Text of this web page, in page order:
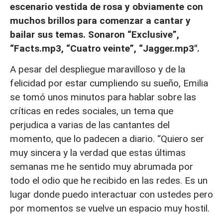
escenario vestida de rosa y obviamente con
muchos brillos para comenzar a cantar y
bailar sus temas. Sonaron “Exclusive”,
“Facts.mp3, “Cuatro veinte”, “Jagger.mp3″.
A pesar del despliegue maravilloso y de la
felicidad por estar cumpliendo su sueño, Emilia
se tomó unos minutos para hablar sobre las
críticas en redes sociales, un tema que
perjudica a varias de las cantantes del
momento, que lo padecen a diario. “Quiero ser
muy sincera y la verdad que estas últimas
semanas me he sentido muy abrumada por
todo el odio que he recibido en las redes. Es un
lugar donde puedo interactuar con ustedes pero
por momentos se vuelve un espacio muy hostil.